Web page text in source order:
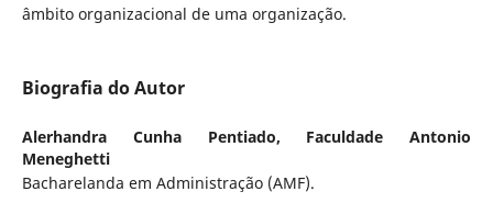
âmbito organizacional de uma organização.
Biografia do Autor
Alerhandra Cunha Pentiado, Faculdade Antonio
Meneghetti
Bacharelanda em Administração (AMF).